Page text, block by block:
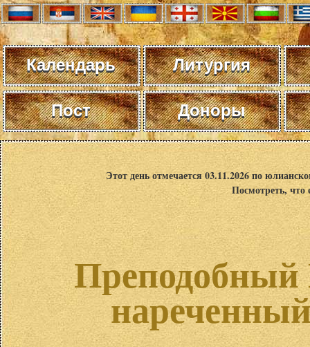
Календарь Литургия
Пост Доноры
Этот день отмечается 03.11.2026 по
Посмотреть,
Преподобный